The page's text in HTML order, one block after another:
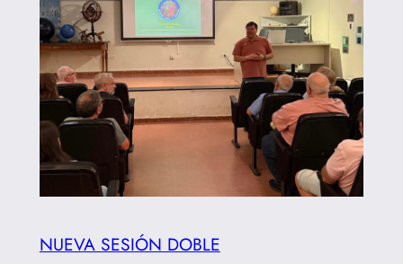
NUEVA SESIÓN DOBLE